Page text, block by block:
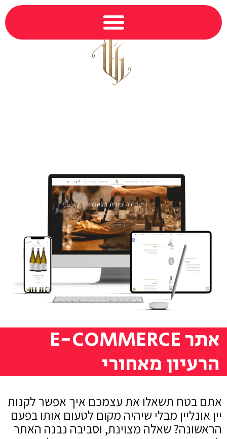
אתר E-COMMERCE
הרעיון מאחורי
אתם בטח תשאלו את עצמכם איך אפשר לקנות
יין אונליין מבלי שיהיה מקום לטעום אותו בפעם
הראשונה? שאלה מצוינת, וסביבה נבנה האתר